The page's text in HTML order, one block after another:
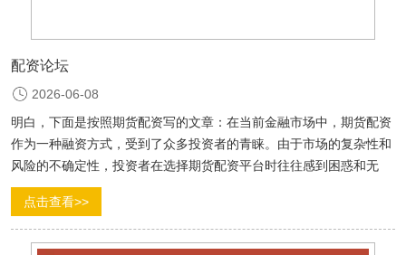
配资论坛
2026-06-08
明白，下面是按照期货配资写的文章：在当前金融市场中，期货配资
作为一种融资方式，受到了众多投资者的青睐。由于市场的复杂性和
风险的不确定性，投资者在选择期货配资平台时往往感到困惑和无
助。为了帮助投资者更好地了解期货配资平台，下面对一些知名...
点击查看>>